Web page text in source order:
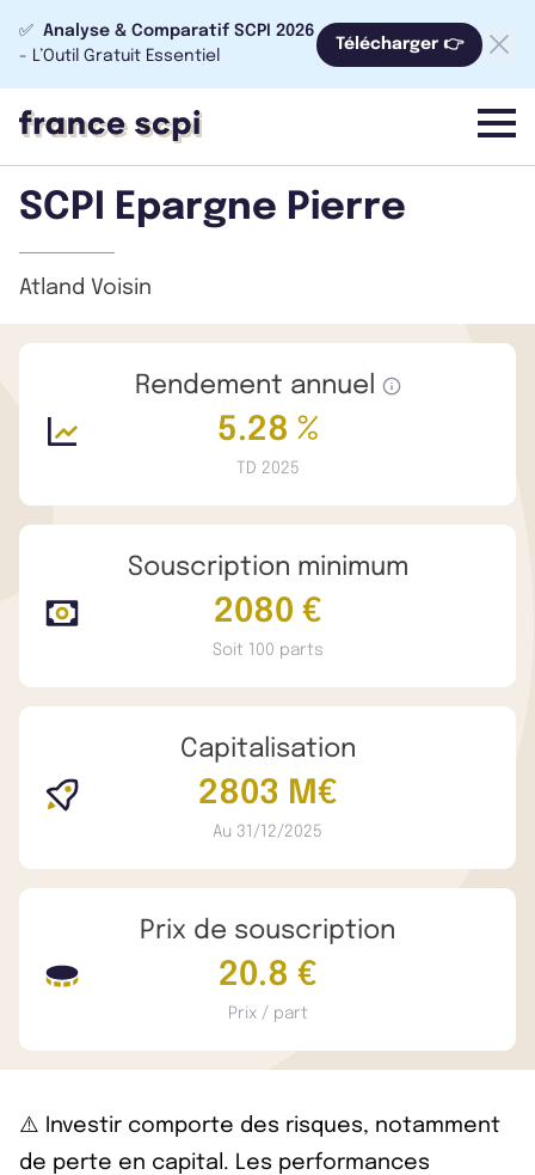
✅ Analyse & Comparatif SCPI 2026
- L’Outil Gratuit Essentiel
Télécharger 👉
menu
SCPI Epargne Pierre
Atland Voisin
Rendement annuel
5.28 %
TD 2025
Souscription minimum
2080 €
Soit 100 parts
Capitalisation
2803 M€
Au 31/12/2025
Prix de souscription
20.8 €
Prix / part
⚠️ Investir comporte des risques, notamment
de perte en capital. Les performances